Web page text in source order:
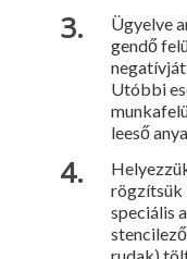
Ügyelve
gendő
Utóbbi
leeső
rögzítsük
speciális